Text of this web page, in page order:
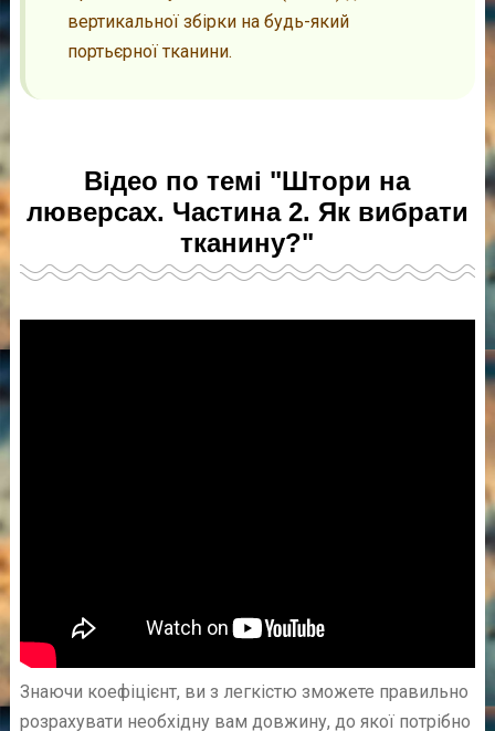
вертикальної збірки на будь-який
портьєрної тканини.
Відео по темі "Штори на
люверсах. Частина 2. Як вибрати
тканину?"
Знаючи коефіцієнт, ви з легкістю зможете правильно
розрахувати необхідну вам довжину, до якої потрібно